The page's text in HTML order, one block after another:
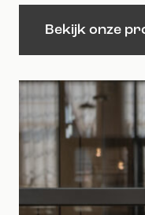
Bekijk onze